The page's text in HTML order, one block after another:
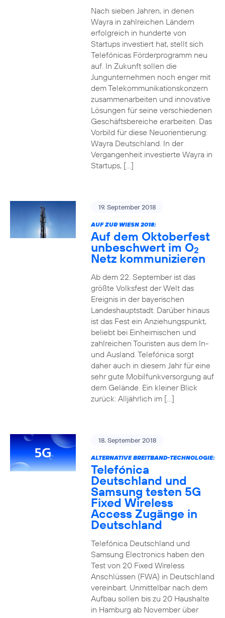
Nach sieben Jahren, in denen
Wayra in zahlreichen Ländern
erfolgreich in hunderte von
Startups investiert hat, stellt sich
Telefónicas Förderprogramm neu
auf. In Zukunft sollen die
Jungunternehmen noch enger mit
dem Telekommunikationskonzern
zusammenarbeiten und innovative
Lösungen für seine verschiedenen
Geschäftsbereiche erarbeiten. Das
Vorbild für diese Neuorientierung:
Wayra Deutschland. In der
Vergangenheit investierte Wayra in
Startups, […]
19. September 2018
AUF ZUR WIESN 2018:
Auf dem Oktoberfest
unbeschwert im O2
Netz kommunizieren
Ab dem 22. September ist das
größte Volksfest der Welt das
Ereignis in der bayerischen
Landeshauptstadt. Darüber hinaus
ist das Fest ein Anziehungspunkt,
beliebt bei Einheimischen und
zahlreichen Touristen aus dem In-
und Ausland. Telefónica sorgt
daher auch in diesem Jahr für eine
sehr gute Mobilfunkversorgung auf
dem Gelände. Ein kleiner Blick
zurück: Alljährlich im […]
18. September 2018
ALTERNATIVE BREITBAND-TECHNOLOGIE:
Telefónica
Deutschland und
Samsung testen 5G
Fixed Wireless
Access Zugänge in
Deutschland
Telefónica Deutschland und
Samsung Electronics haben den
Test von 20 Fixed Wireless
Anschlüssen (FWA) in Deutschland
vereinbart. Unmittelbar nach dem
Aufbau sollen bis zu 20 Haushalte
in Hamburg ab November über